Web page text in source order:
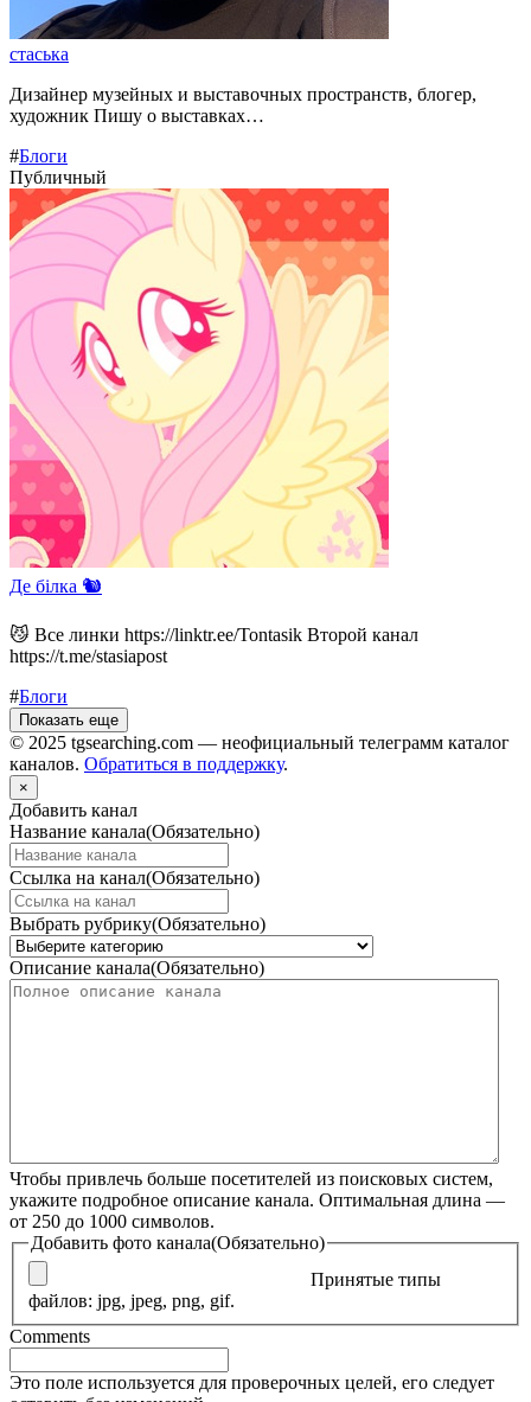
стаська
Дизайнер музейных и выставочных пространств, блогер,
художник Пишу о выставках…
#Блоги
Публичный
Де білка 🐿️
😼 Все линки https://linktr.ee/Tontasik Второй канал
https://t.me/stasiapost
#Блоги
Показать еще
© 2025 tgsearching.com — неофициальный телеграмм каталог
каналов. Обратиться в поддержку.
×
Добавить канал
Название канала(Обязательно)
Ссылка на канал(Обязательно)
Выбрать рубрику(Обязательно)
Описание канала(Обязательно)
Чтобы привлечь больше посетителей из поисковых систем,
укажите подробное описание канала. Оптимальная длина —
от 250 до 1000 символов.
Добавить фото канала(Обязательно)
Принятые типы
файлов: jpg, jpeg, png, gif.
Comments
Это поле используется для проверочных целей, его следует